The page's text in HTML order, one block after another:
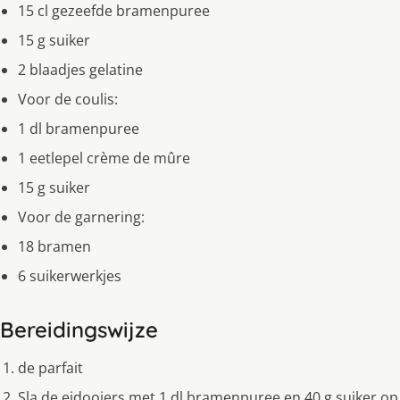
15 cl gezeefde bramenpuree
15 g suiker
2 blaadjes gelatine
Voor de coulis:
1 dl bramenpuree
1 eetlepel crème de mûre
15 g suiker
Voor de garnering:
18 bramen
6 suikerwerkjes
Bereidingswijze
de parfait